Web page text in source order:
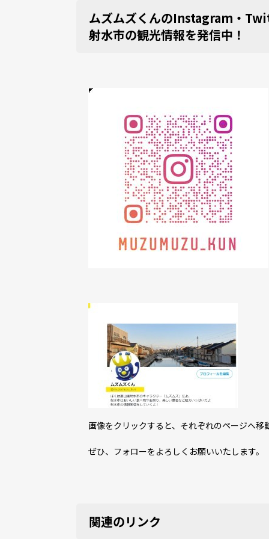
ムズムズくんのInstagram・
射水市の観光情報を発信中！
画像をクリックすると、それぞれのページへ移
ぜひ、フォローをよろしくお願いいたします。
関連のリンク